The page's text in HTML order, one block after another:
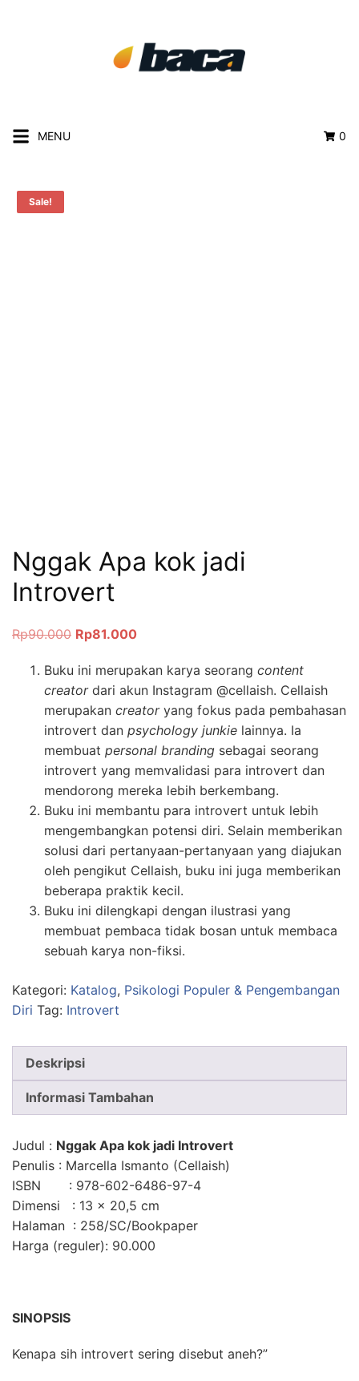
MENU 0
Sale!
Nggak Apa kok jadi
Introvert
Rp90.000 Rp81.000
Buku ini merupakan karya seorang content
creatordari akun Instagram @cellaish. Cellaish
merupakan creatoryang fokus pada pembahasan
introvert dan psychology junkie lainnya. Ia
membuat personal branding sebagai seorang
introvert yang memvalidasi para introvert dan
mendorong mereka lebih berkembang.
Buku ini membantu para introvert untuk lebih
mengembangkan potensi diri. Selain memberikan
solusi dari pertanyaan-pertanyaan yang diajukan
oleh pengikut Cellaish, buku ini juga memberikan
beberapa praktik kecil.
Buku ini dilengkapi dengan ilustrasi yang
membuat pembaca tidak bosan untuk membaca
sebuah karya non-fiksi.
Kategori: Katalog, Psikologi Populer & Pengembangan
Diri Tag: Introvert
Deskripsi
Informasi Tambahan
Judul : Nggak Apa kok jadi Introvert
Penulis : Marcella Ismanto (Cellaish)
ISBN : 978-602-6486-97-4
Dimensi : 13 × 20,5 cm
Halaman : 258/SC/Bookpaper
Harga (reguler): 90.000
SINOPSIS
Kenapa sih introvert sering disebut aneh?”